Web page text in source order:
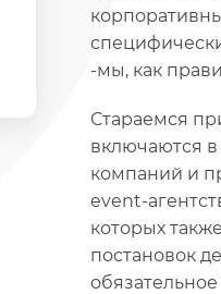
-мы, как
Стараемся
включаются
компаний и
event-
которых
постановок